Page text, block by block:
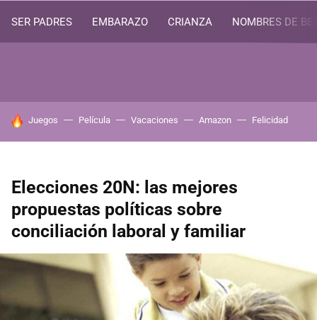
SER PADRES EMBARAZO CRIANZA NOMBRES DE
HOY SE HABLA DE
Juegos Película Vacaciones Amazon Felicidad
Elecciones 20N: las mejores
propuestas políticas sobre
conciliación laboral y familiar